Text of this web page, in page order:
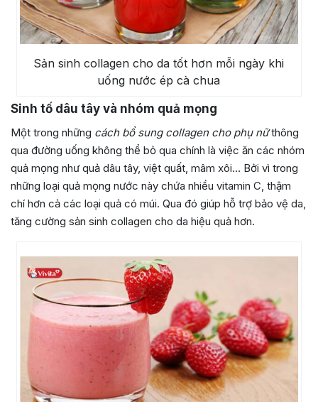
Sản sinh collagen cho da tốt hơn mỗi ngày khi
uống nước ép cà chua
Sinh tố dâu tây và nhóm quả mọng
Một trong những cách bổ sung collagen cho phụ nữthông
qua đường uống không thể bỏ qua chính là việc ăn các nhóm
quả mọng như quả dâu tây, việt quất, mâm xôi… Bởi vì trong
những loại quả mọng nước này chứa nhiều vitamin C, thậm
chí hơn cả các loại quả có múi. Qua đó giúp hỗ trợ bảo vệ da,
tăng cường sản sinh collagen cho da hiệu quả hơn.